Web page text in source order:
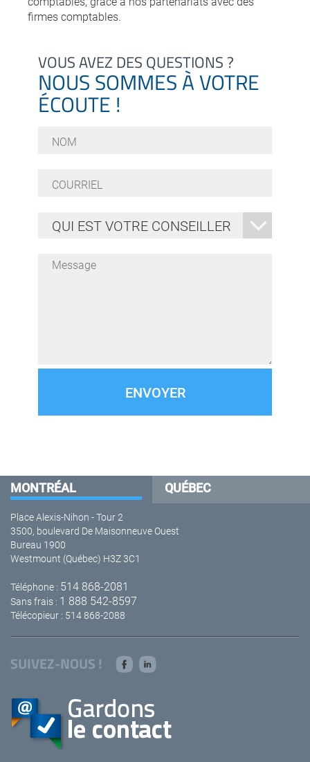
firmes comptables.
VOUS AVEZ DES QUESTIONS ?
NOUS SOMMES À VOTRE
ÉCOUTE !
Message
MONTRÉAL QUÉBEC
Place Alexis-Nihon - Tour 2
3500, boulevard De Maisonneuve Ouest
Bureau 1900
Westmount (Québec) H3Z 3C1
Téléphone : 514 868-2081
Sans frais : 1 888 542-8597
Télécopieur : 514 868-2088
SUIVEZ-NOUS !